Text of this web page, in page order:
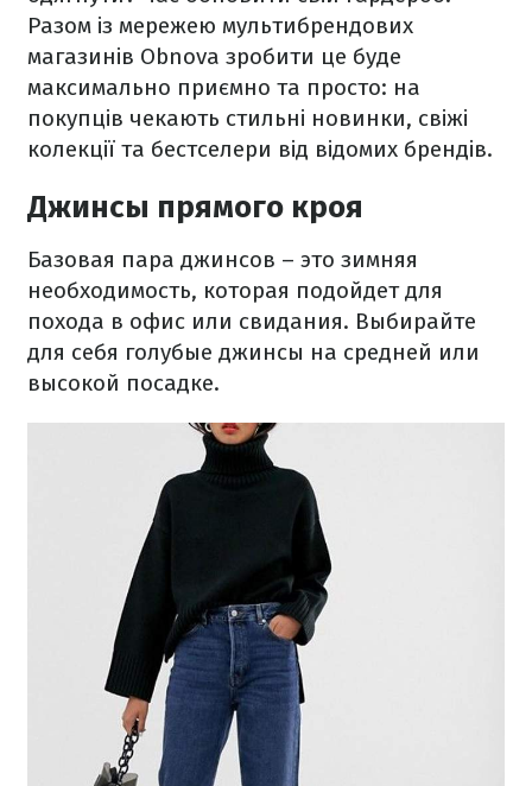
Разом із мережею мультибрендових
магазинів Obnova зробити це буде
максимально приємно та просто: на
покупців чекають стильні новинки, свіжі
колекції та бестселери від відомих брендів.
Джинсы прямого кроя
Базовая пара джинсов – это зимняя
необходимость, которая подойдет для
похода в офис или свидания. Выбирайте
для себя голубые джинсы на средней или
высокой посадке.